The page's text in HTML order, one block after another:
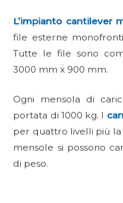
L’impianto cantilever
file esterne
Tutte le file sono
3000 mm x 900 mm.
Ogni mensola di
portata di 1000 kg. I
per quattro livelli più
mensole si possono
di peso.